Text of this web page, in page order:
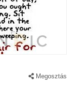
Megosztás